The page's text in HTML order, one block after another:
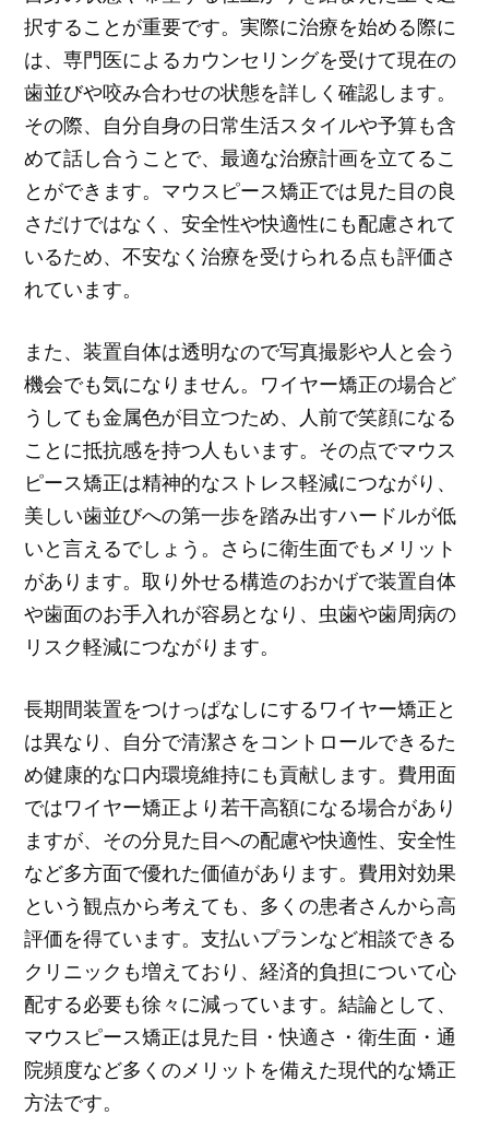
択することが重要です。実際に治療を始める際に
は、専門医によるカウンセリングを受けて現在の
歯並びや咬み合わせの状態を詳しく確認します。
その際、自分自身の日常生活スタイルや予算も含
めて話し合うことで、最適な治療計画を立てるこ
とができます。マウスピース矯正では見た目の良
さだけではなく、安全性や快適性にも配慮されて
いるため、不安なく治療を受けられる点も評価さ
れています。
また、装置自体は透明なので写真撮影や人と会う
機会でも気になりません。ワイヤー矯正の場合ど
うしても金属色が目立つため、人前で笑顔になる
ことに抵抗感を持つ人もいます。その点でマウス
ピース矯正は精神的なストレス軽減につながり、
美しい歯並びへの第一歩を踏み出すハードルが低
いと言えるでしょう。さらに衛生面でもメリット
があります。取り外せる構造のおかげで装置自体
や歯面のお手入れが容易となり、虫歯や歯周病の
リスク軽減につながります。
長期間装置をつけっぱなしにするワイヤー矯正と
は異なり、自分で清潔さをコントロールできるた
め健康的な口内環境維持にも貢献します。費用面
ではワイヤー矯正より若干高額になる場合があり
ますが、その分見た目への配慮や快適性、安全性
など多方面で優れた価値があります。費用対効果
という観点から考えても、多くの患者さんから高
評価を得ています。支払いプランなど相談できる
クリニックも増えており、経済的負担について心
配する必要も徐々に減っています。結論として、
マウスピース矯正は見た目・快適さ・衛生面・通
院頻度など多くのメリットを備えた現代的な矯正
方法です。